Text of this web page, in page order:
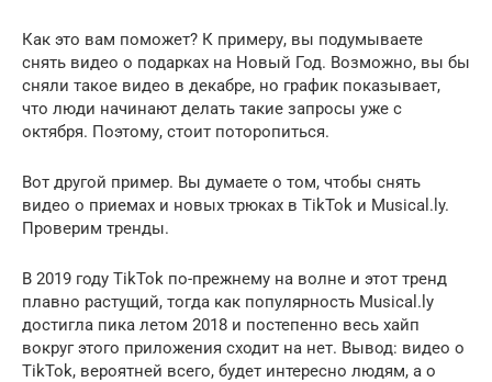
Как это вам поможет? К примеру, вы подумываете
снять видео о подарках на Новый Год. Возможно, вы бы
сняли такое видео в декабре, но график показывает,
что люди начинают делать такие запросы уже с
октября. Поэтому, стоит поторопиться.
Вот другой пример. Вы думаете о том, чтобы снять
видео о приемах и новых трюках в TikTok и Musical.ly.
Проверим тренды.
В 2019 году TikTok по-прежнему на волне и этот тренд
плавно растущий, тогда как популярность Musical.ly
достигла пика летом 2018 и постепенно весь хайп
вокруг этого приложения сходит на нет. Вывод: видео о
TikTok, вероятней всего, будет интересно людям, а о